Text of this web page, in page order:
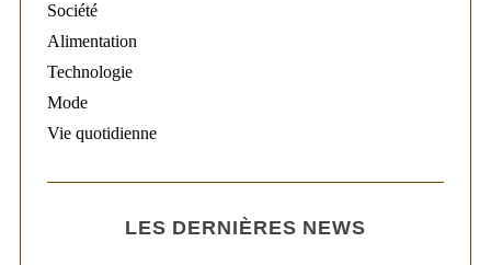
Société
Alimentation
Technologie
Mode
Vie quotidienne
LES DERNIÈRES NEWS